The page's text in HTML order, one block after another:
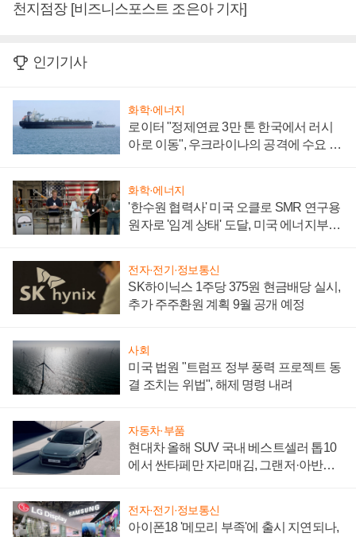
천지점장 [비즈니스포스트 조은아 기자]
인기기사
화학·에너지
로이터 "정제연료 3만 톤 한국에서 러시
아로 이동", 우크라이나의 공격에 수요 늘
화학·에너지
'한수원 협력사' 미국 오클로 SMR 연구용
원자로 '임계 상태' 도달, 미국 에너지부
전자·전기·정보통신
SK하이닉스 1주당 375원 현금배당 실시,
추가 주주환원 계획 9월 공개 예정
사회
미국 법원 "트럼프 정부 풍력 프로젝트 동
결 조치는 위법", 해제 명령 내려
자동차·부품
현대차 올해 SUV 국내 베스트셀러 톱10
에서 싼타페만 자리매김, 그랜저·아반떼
전자·전기·정보통신
아이폰18 '메모리 부족'에 출시 지연되나,